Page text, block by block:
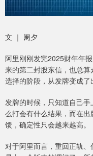
文 ｜ 阑夕
阿里刚刚发完2025财年年
来的第二封股东信，也总
选择的阶段，从发牌变成了
发牌的时候，只知道自己
么打会有什么结果，而在
馈，确定性只会越来越高。
对于阿里而言，重回正轨